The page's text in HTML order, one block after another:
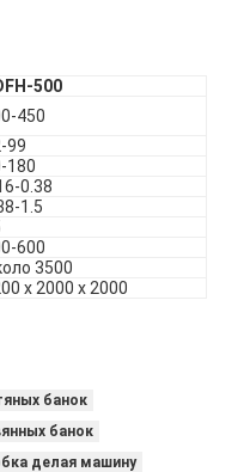
500
450
99
180
0.38
1.5
600
3500
х 2000 х 2000
банок
банок
делая машину